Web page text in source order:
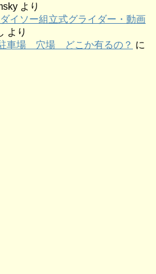
より
ソー組立式グライダー・動画
より
車場 穴場 どこか有るの？ に